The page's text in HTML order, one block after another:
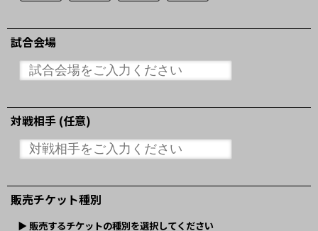
試合会場
対戦相手 (任意)
販売チケット種別
▶︎ 販売するチケットの種別を選択してください